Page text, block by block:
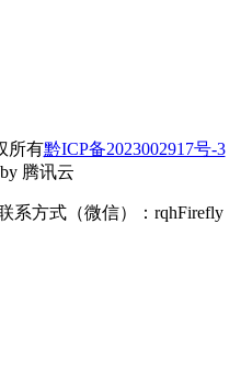
所有黔ICP备2023002917号-3
腾讯云
方式（微信）：rqhFirefly